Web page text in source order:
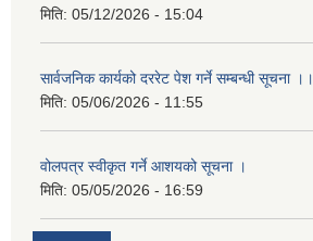
मिति: 05/12/2026 - 15:04
सार्वजनिक कार्यको दररेट पेश गर्ने सम्बन्धी सूचना ।।
मिति: 05/06/2026 - 11:55
वोलपत्र स्वीकृत गर्ने आशयको सूचना ।
मिति: 05/05/2026 - 16:59